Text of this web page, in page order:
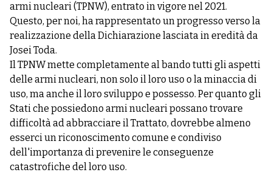
armi nucleari (TPNW), entrato in vigore nel 2021.
Questo, per noi, ha rappresentato un progresso verso la
realizzazione della Dichiarazione lasciata in eredità da
Josei Toda.
Il TPNW mette completamente al bando tutti gli aspetti
delle armi nucleari, non solo il loro uso o la minaccia di
uso, ma anche il loro sviluppo e possesso. Per quanto gli
Stati che possiedono armi nucleari possano trovare
difficoltà ad abbracciare il Trattato, dovrebbe almeno
esserci un riconoscimento comune e condiviso
dell'importanza di prevenire le conseguenze
catastrofiche del loro uso.